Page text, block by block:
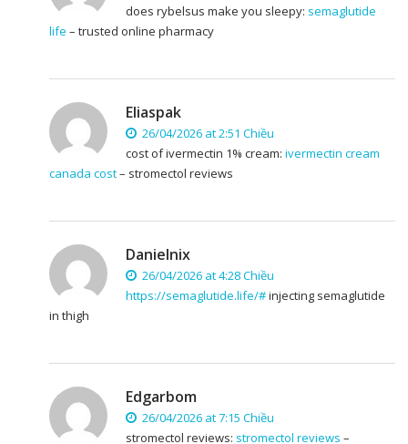
does rybelsus make you sleepy: semaglutide
life – trusted online pharmacy
Eliaspak
26/04/2026 at 2:51 Chiều
cost of ivermectin 1% cream: ivermectin cream
canada cost– stromectol reviews
Danielnix
26/04/2026 at 4:28 Chiều
https://semaglutide.life/#injecting semaglutide
in thigh
Edgarbom
26/04/2026 at 7:15 Chiều
stromectol reviews: stromectol reviews –